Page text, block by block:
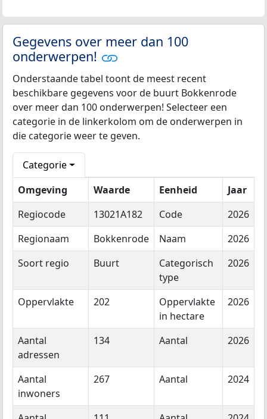
Gegevens over meer dan 100
onderwerpen!
Onderstaande tabel toont de meest recent
beschikbare gegevens voor de buurt Bokkenrode
over meer dan 100 onderwerpen! Selecteer een
categorie in de linkerkolom om de onderwerpen in
die categorie weer te geven.
Categorie
Omgeving
Waarde Eenheid
Jaar
Regiocode
13021A182 Code
2026
Regionaam
Bokkenrode Naam
2026
Soort regio
Buurt
Categorisch
type
2026
Oppervlakte 202
Oppervlakte
in hectare
2026
Aantal
adressen
134 Aantal 2026
Aantal
inwoners
267 Aantal 2024